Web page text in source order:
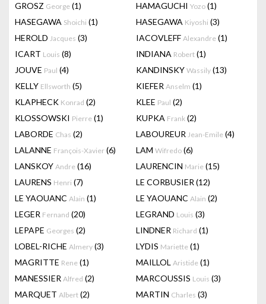
GROSZ George (1) HAMAGUCHI Yozo (1)
HASEGAWA Shoichi (1) HASEGAWA Kiyoshi (3)
HEROLD Jacques (3) IACOVLEFF Alexandre (1)
ICART Louis (8) INDIANA Robert (1)
JOUVE Paul (4) KANDINSKY Wassily (13)
KELLY Ellsworth (5) KIEFER Anselm (1)
KLAPHECK Konrad (2) KLEE Paul (2)
KLOSSOWSKI Pierre (1) KUPKA Frank (2)
LABORDE Chas (2) LABOUREUR Jean-Emile (4)
LALANNE François-Xavier (6) LAM Wifredo (6)
LANSKOY Andre (16) LAURENCIN Marie (15)
LAURENS Henri (7) LE CORBUSIER (12)
LE YAOUANC Alain (1) LE YAOUANC Alain (2)
LEGER Fernand (20) LEGRAND Louis (3)
LEPAPE Georges (2) LINDNER Richard (1)
LOBEL-RICHE Almery (3) LYDIS Mariette (1)
MAGRITTE Rene (1) MAILLOL Aristide (1)
MANESSIER Alfred (2) MARCOUSSIS Louis (3)
MARQUET Albert (2) MARTIN Charles (3)